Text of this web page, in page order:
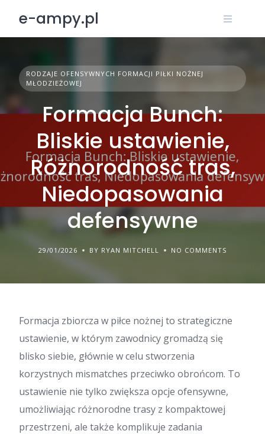
content
e-ampy.pl
RODZAJE OFENSYWNYCH FORMACJI PIŁKI NOŻNEJ
MŁODZIEŻOWEJ
Formacja Bunch:
Bliskie ustawienie,
Różnorodność tras,
Niedopasowania
defensywne
29/01/2026 BY RYAN MITCHELL NO COMMENTS
Formacja zbiorcza w piłce nożnej to strategiczne
ustawienie, w którym zawodnicy gromadzą się
blisko siebie, głównie w celu stworzenia
korzystnych mismatches przeciwko obrońcom. To
ustawienie nie tylko zwiększa opcje ofensywne,
umożliwiając różnorodne trasy z kompaktowej
przestrzeni, ale także komplikuje zadania